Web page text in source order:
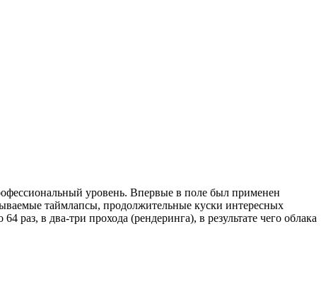
уровень. Впервые в поле был применен
таймлапсы, продолжительные куски интересных
в два-три прохода (рендеринга), в результате чего облака